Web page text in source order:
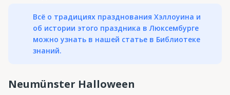
Всё о традициях празднования Хэллоуина и
об истории этого праздника в Люксембурге
можно узнать в нашей статье в Библиотеке
знаний.
Neumünster Halloween